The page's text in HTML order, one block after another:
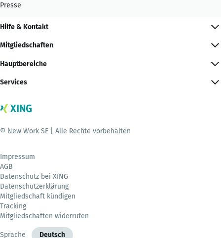
Presse
Hilfe & Kontakt
Mitgliedschaften
Hauptbereiche
Services
© New Work SE | Alle Rechte vorbehalten
Impressum
AGB
Datenschutz bei XING
Datenschutzerklärung
Mitgliedschaft kündigen
Tracking
Mitgliedschaften widerrufen
Sprache Deutsch